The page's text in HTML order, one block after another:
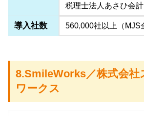
税理士法人あさひ会
導入社数 560,000社以上（MJS
8.SmileWorks／株式会社
ワークス